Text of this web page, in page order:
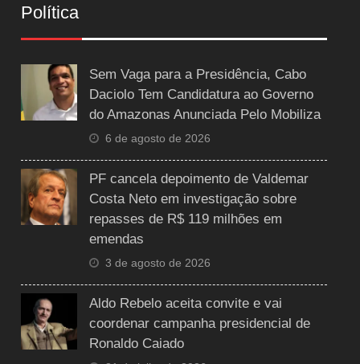
Política
Sem Vaga para a Presidência, Cabo
Daciolo Tem Candidatura ao Governo
do Amazonas Anunciada Pelo Mobiliza
6 de agosto de 2026
PF cancela depoimento de Valdemar
Costa Neto em investigação sobre
repasses de R$ 119 milhões em
emendas
3 de agosto de 2026
Aldo Rebelo aceita convite e vai
coordenar campanha presidencial de
Ronaldo Caiado